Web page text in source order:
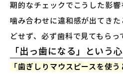
期的なチェックでこうした影響
噛み合わせに違和感が出てき
どせず、必ず歯科で見てもらっ
「出っ歯になる」という
「歯ぎしりマウスピースを使う